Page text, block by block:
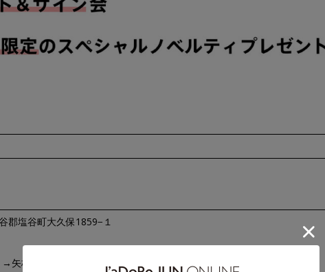
塩谷町大久保1859−１
→矢板氏家方面出口(料金所を出て左側出口)→塩谷町→ロぺ倶楽部